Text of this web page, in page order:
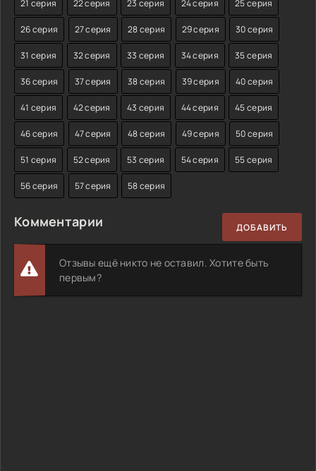
21 серия 22 серия 23 серия 24 серия 25 серия
26 серия 27 серия 28 серия 29 серия 30 серия
31 серия 32 серия 33 серия 34 серия 35 серия
36 серия 37 серия 38 серия 39 серия 40 серия
41 серия 42 серия 43 серия 44 серия 45 серия
46 серия 47 серия 48 серия 49 серия 50 серия
51 серия 52 серия 53 серия 54 серия 55 серия
56 серия 57 серия 58 серия
Комментарии ДОБАВИТЬ
Отзывы ещё никто не оставил. Хотите быть
первым?